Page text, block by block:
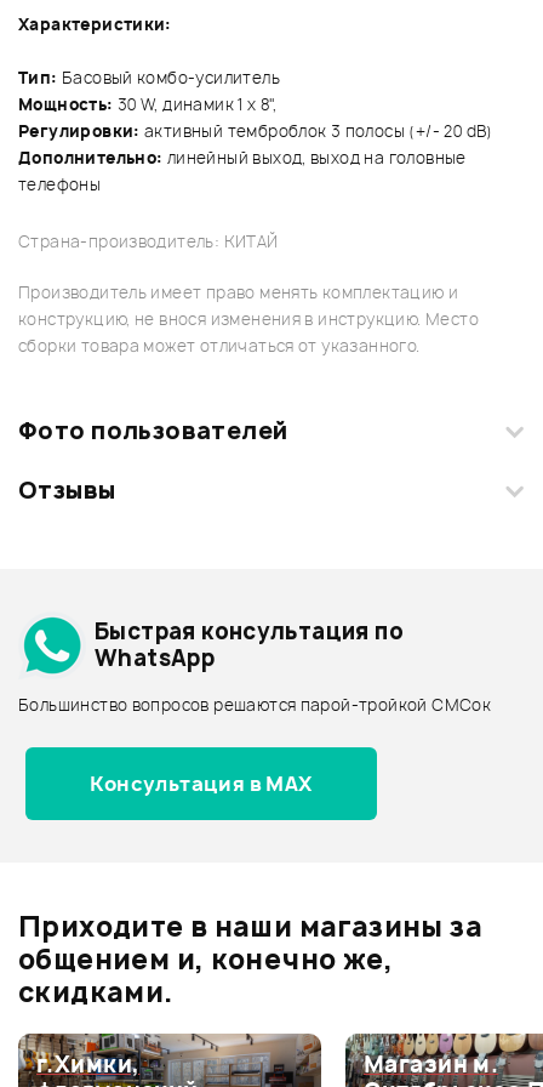
Характеристики:
Тип: Басовый комбо-усилитель
Мощность: 30 W, динамик 1 х 8",
Регулировки: активный темброблок 3 полосы (+/- 20 dB)
Дополнительно: линейный выход, выход на головные
телефоны
Страна-производитель: КИТАЙ
Производитель имеет право менять комплектацию и
конструкцию, не внося изменения в инструкцию. Место
сборки товара может отличаться от указанного.
Фото пользователей
Загрузите свои фотографии купленного товара и получите
Отзывы
0.0
Оценка5
0
Архив товаров - дешевле
Архив товаров - дороже
Все товары VORSON
Архив товаров - новинки
Быстрая консультация по
WhatsApp
Большинство вопросов решаются парой-тройкой СМСок
Консультация в MAX
Приходите в наши магазины за
общением и, конечно же,
скидками.
г.Химки,
Магазин м.